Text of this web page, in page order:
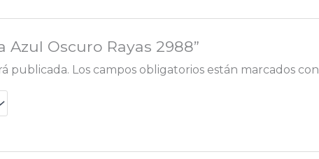
Oscuro Rayas 2988”
publicada. Los campos obligatorios están marcados con